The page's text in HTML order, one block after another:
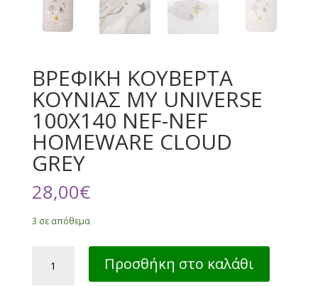
ΒΡΕΦΙΚΗ ΚΟΥΒΕΡΤΑ
ΚΟΥΝΙΑΣ MY UNIVERSE
100Χ140 NEF-NEF
HOMEWARE CLOUD
GREY
28,00€
3 σε απόθεμα
ΚΟΥΒΕΡΤΑ
Προσθήκη στο καλάθι